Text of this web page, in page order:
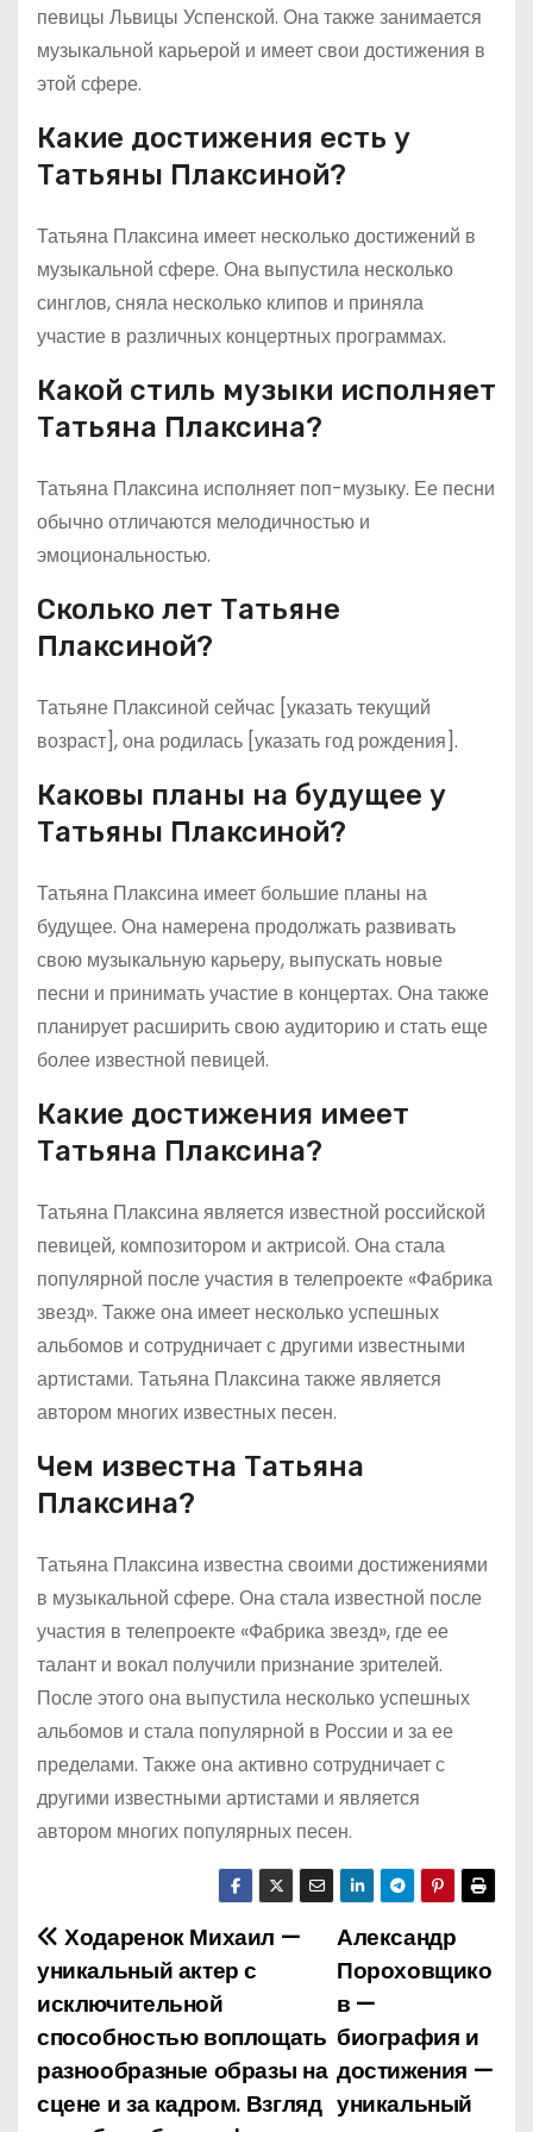
певицы Львицы Успенской. Она также занимается
музыкальной карьерой и имеет свои достижения в
этой сфере.
Какие достижения есть у
Татьяны Плаксиной?
Татьяна Плаксина имеет несколько достижений в
музыкальной сфере. Она выпустила несколько
синглов, сняла несколько клипов и приняла
участие в различных концертных программах.
Какой стиль музыки исполняет
Татьяна Плаксина?
Татьяна Плаксина исполняет поп-музыку. Ее песни
обычно отличаются мелодичностью и
эмоциональностью.
Сколько лет Татьяне
Плаксиной?
Татьяне Плаксиной сейчас [указать текущий
возраст], она родилась [указать год рождения].
Каковы планы на будущее у
Татьяны Плаксиной?
Татьяна Плаксина имеет большие планы на
будущее. Она намерена продолжать развивать
свою музыкальную карьеру, выпускать новые
песни и принимать участие в концертах. Она также
планирует расширить свою аудиторию и стать еще
более известной певицей.
Какие достижения имеет
Татьяна Плаксина?
Татьяна Плаксина является известной российской
певицей, композитором и актрисой. Она стала
популярной после участия в телепроекте «Фабрика
звезд». Также она имеет несколько успешных
альбомов и сотрудничает с другими известными
артистами. Татьяна Плаксина также является
автором многих известных песен.
Чем известна Татьяна
Плаксина?
Татьяна Плаксина известна своими достижениями
в музыкальной сфере. Она стала известной после
участия в телепроекте «Фабрика звезд», где ее
талант и вокал получили признание зрителей.
После этого она выпустила несколько успешных
альбомов и стала популярной в России и за ее
пределами. Также она активно сотрудничает с
другими известными артистами и является
автором многих популярных песен.
Н
а
в
и
Александр
Пороховщико
в —
биография и
достижения —
уникальный
Ходаренок Михаил —
уникальный актер с
исключительной
способностью воплощать
разнообразные образы на
сцене и за кадром. Взгляд